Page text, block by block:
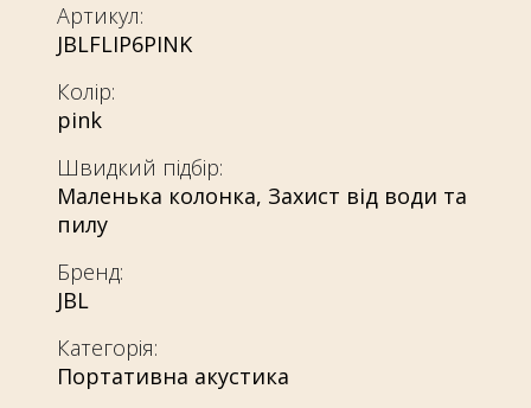
Артикул:
JBLFLIP6PINK
Колір:
pink
Швидкий підбір:
Маленька колонка, Захист від води та
пилу
Бренд:
JBL
Категорія:
Портативна акустика